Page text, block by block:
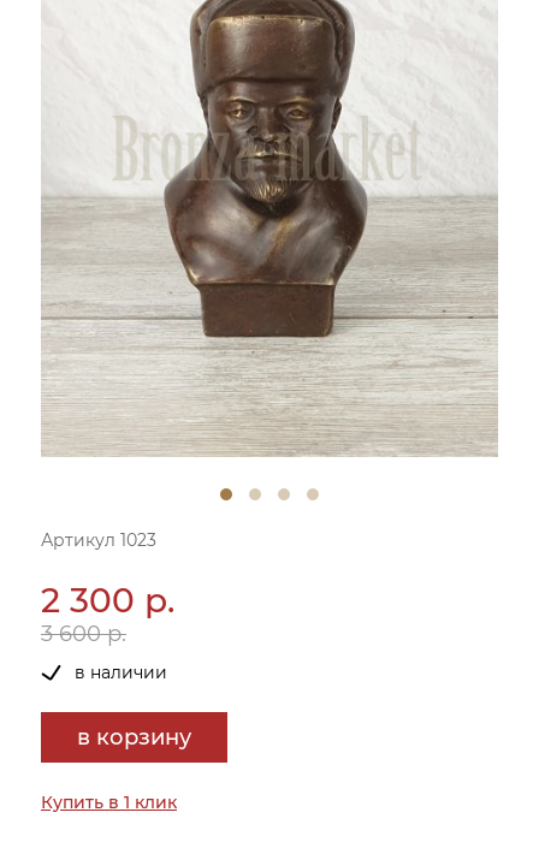
Артикул 1023
2 300 р.
3 600 р.
в наличии
в корзину
Купить в 1 клик